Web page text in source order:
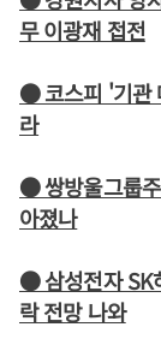
무 이광재 접전
● 코스피 '기관
라
● 쌍방울그룹
아졌나
● 삼성전자 SK
락 전망 나와